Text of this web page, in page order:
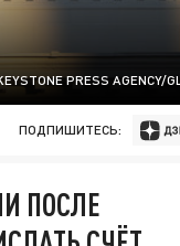
PRESS AGENCY/
ПОДПИШИТЕСЬ:
ПОСЛЕ